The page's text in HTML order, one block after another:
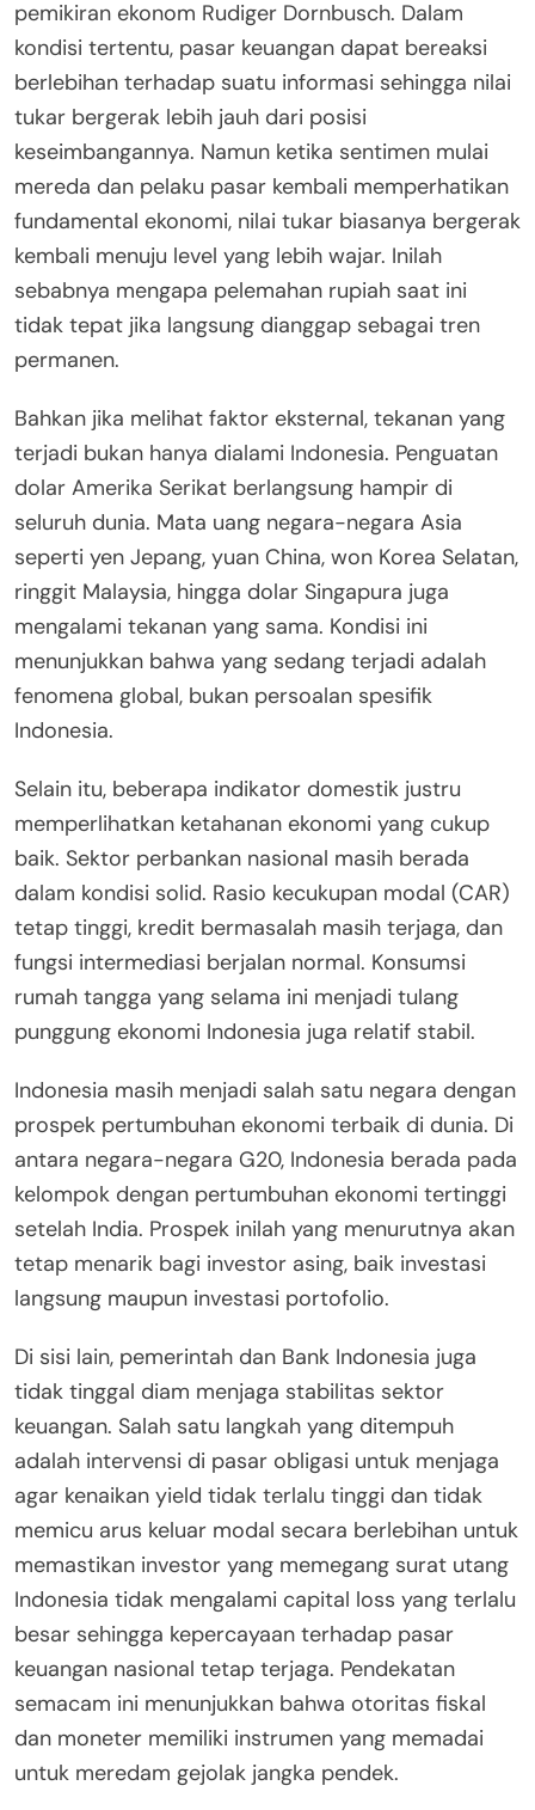
pemikiran ekonom Rudiger Dornbusch. Dalam
kondisi tertentu, pasar keuangan dapat bereaksi
berlebihan terhadap suatu informasi sehingga nilai
tukar bergerak lebih jauh dari posisi
keseimbangannya. Namun ketika sentimen mulai
mereda dan pelaku pasar kembali memperhatikan
fundamental ekonomi, nilai tukar biasanya bergerak
kembali menuju level yang lebih wajar. Inilah
sebabnya mengapa pelemahan rupiah saat ini
tidak tepat jika langsung dianggap sebagai tren
permanen.
Bahkan jika melihat faktor eksternal, tekanan yang
terjadi bukan hanya dialami Indonesia. Penguatan
dolar Amerika Serikat berlangsung hampir di
seluruh dunia. Mata uang negara-negara Asia
seperti yen Jepang, yuan China, won Korea Selatan,
ringgit Malaysia, hingga dolar Singapura juga
mengalami tekanan yang sama. Kondisi ini
menunjukkan bahwa yang sedang terjadi adalah
fenomena global, bukan persoalan spesifik
Indonesia.
Selain itu, beberapa indikator domestik justru
memperlihatkan ketahanan ekonomi yang cukup
baik. Sektor perbankan nasional masih berada
dalam kondisi solid. Rasio kecukupan modal (CAR)
tetap tinggi, kredit bermasalah masih terjaga, dan
fungsi intermediasi berjalan normal. Konsumsi
rumah tangga yang selama ini menjadi tulang
punggung ekonomi Indonesia juga relatif stabil.
Indonesia masih menjadi salah satu negara dengan
prospek pertumbuhan ekonomi terbaik di dunia. Di
antara negara-negara G20, Indonesia berada pada
kelompok dengan pertumbuhan ekonomi tertinggi
setelah India. Prospek inilah yang menurutnya akan
tetap menarik bagi investor asing, baik investasi
langsung maupun investasi portofolio.
Di sisi lain, pemerintah dan Bank Indonesia juga
tidak tinggal diam menjaga stabilitas sektor
keuangan. Salah satu langkah yang ditempuh
adalah intervensi di pasar obligasi untuk menjaga
agar kenaikan yield tidak terlalu tinggi dan tidak
memicu arus keluar modal secara berlebihan untuk
memastikan investor yang memegang surat utang
Indonesia tidak mengalami capital loss yang terlalu
besar sehingga kepercayaan terhadap pasar
keuangan nasional tetap terjaga. Pendekatan
semacam ini menunjukkan bahwa otoritas fiskal
dan moneter memiliki instrumen yang memadai
untuk meredam gejolak jangka pendek.